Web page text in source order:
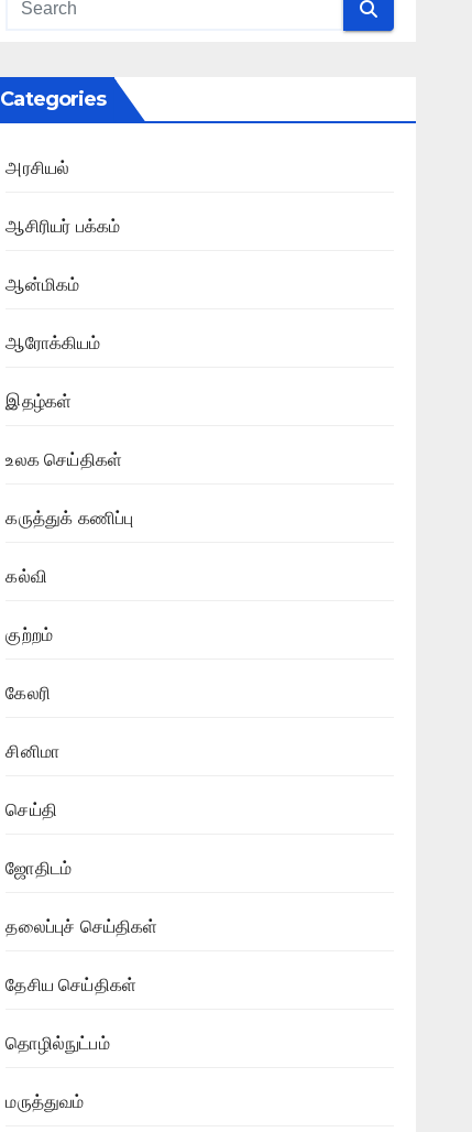
Categories
அரசியல்
ஆசிரியர் பக்கம்
ஆன்மிகம்
ஆரோக்கியம்
இதழ்கள்
உலக செய்திகள்
கருத்துக் கணிப்பு
கல்வி
குற்றம்
கேலரி
சினிமா
செய்தி
ஜோதிடம்
தலைப்புச் செய்திகள்
தேசிய செய்திகள்
தொழில்நுட்பம்
மருத்துவம்